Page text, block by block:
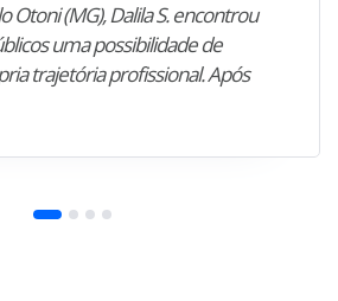
Otoni (MG), Dalila S. encontrou
uma possibilidade de
trajetória profissional. Após